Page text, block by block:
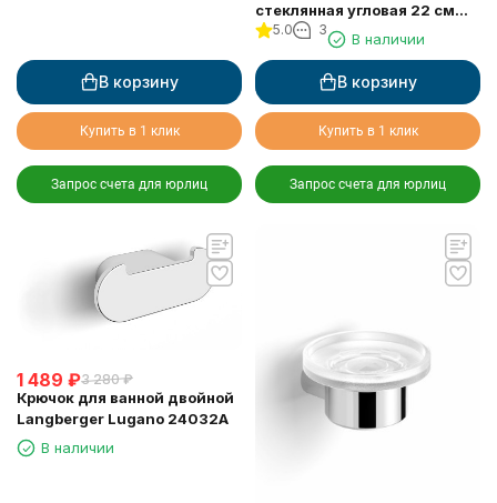
В корзину
Купить в 1 клик
Запрос счета для юрлиц
стеклянная угловая 22 см
24051D
5.0 3
В наличии
В корзину
Купить в 1 клик
Запрос счета для юрлиц
1 489 ₽3 280 ₽
Крючок для ванной двойной
Langberger Lugano 24032A
В наличии